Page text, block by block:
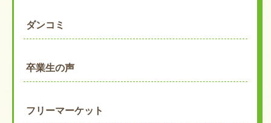
ダンコミ
卒業生の声
フリーマーケット